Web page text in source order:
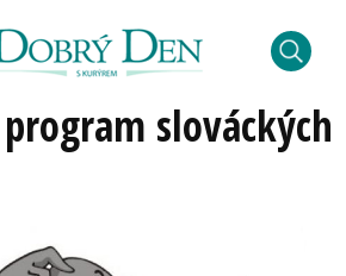
slováckých